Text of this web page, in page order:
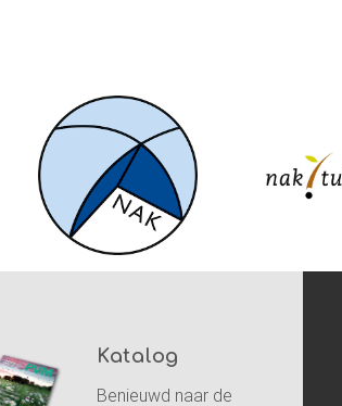
Katalog
Benieuwd naar de